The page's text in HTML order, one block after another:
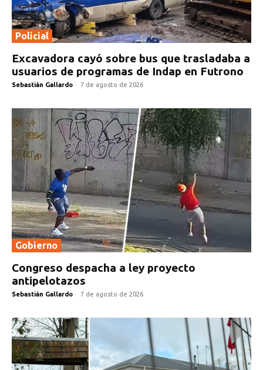
Policial
Excavadora cayó sobre bus que trasladaba a
usuarios de programas de Indap en Futrono
Sebastián Gallardo - 7 de agosto de 2026
Gobierno
Congreso despacha a ley proyecto
antipelotazos
Sebastián Gallardo - 7 de agosto de 2026